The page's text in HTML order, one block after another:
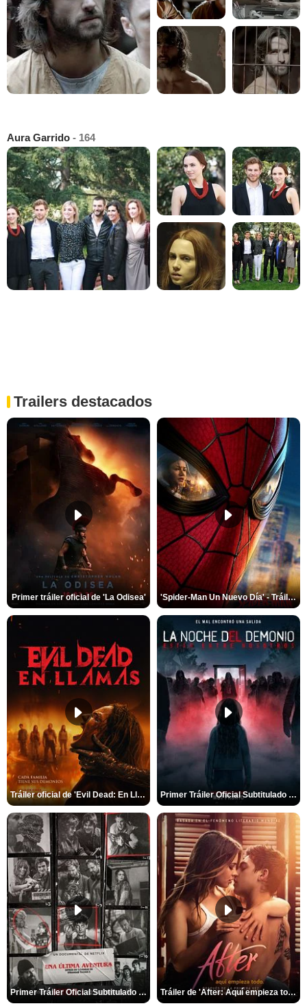
Aura Garrido - 164
Trailers destacados
Primer tráiler oficial de 'La Odisea' 'Spider-Man Un Nuevo Día' - Tráiler oficial subtitulado
Tráiler oficial de 'Evil Dead: En Llamas' Primer Tráiler Oficial Subtitulado de 'La Noche Del Demonio: Están Entre Nosotros'
Primer Tráiler Oficial Subtitulado de 'Una última aventura: Detrás de cámaras de Stranger Things 5' Tráiler de 'After: Aquí empieza todo'